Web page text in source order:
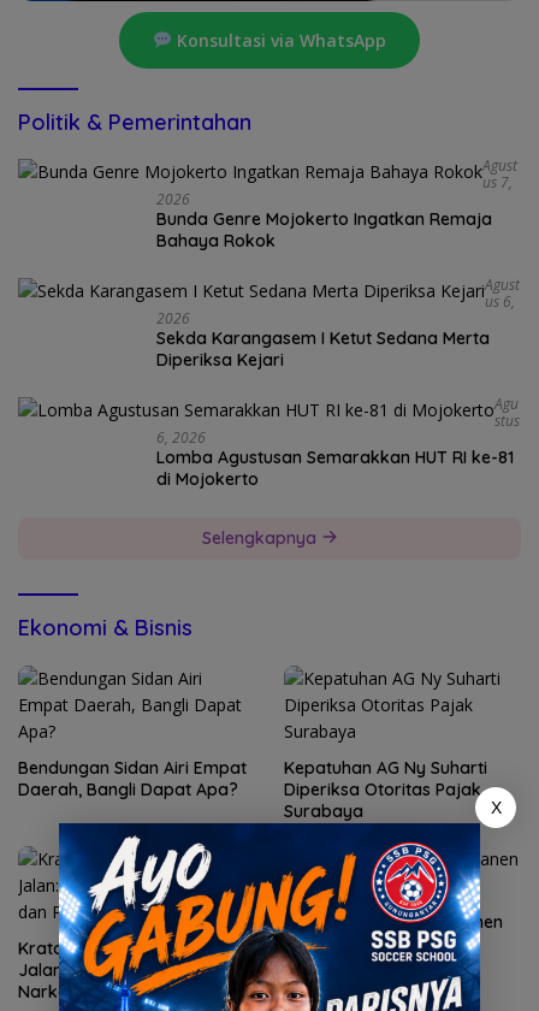
Konsultasi via WhatsApp
Politik & Pemerintahan
Agust
Us 7,
2026
Bunda Genre Mojokerto Ingatkan Remaja
Bahaya Rokok
Agust
Us 6,
2026
Sekda Karangasem I Ketut Sedana Merta
Diperiksa Kejari
Agu
Stus
6, 2026
Lomba Agustusan Semarakkan HUT RI ke-81
di Mojokerto
Selengkapnya
Ekonomi & Bisnis
Bendungan Sidan Airi Empat
Daerah, Bangli Dapat Apa?
Kepatuhan AG Ny Suharti
Diperiksa Otoritas Pajak
Surabaya
Kratom di Persimpangan
Jalan: Antara Jerat
Narkotika dan Potensi
Polres Gresik Sukses Panen
Raya Jagung Serentak
X